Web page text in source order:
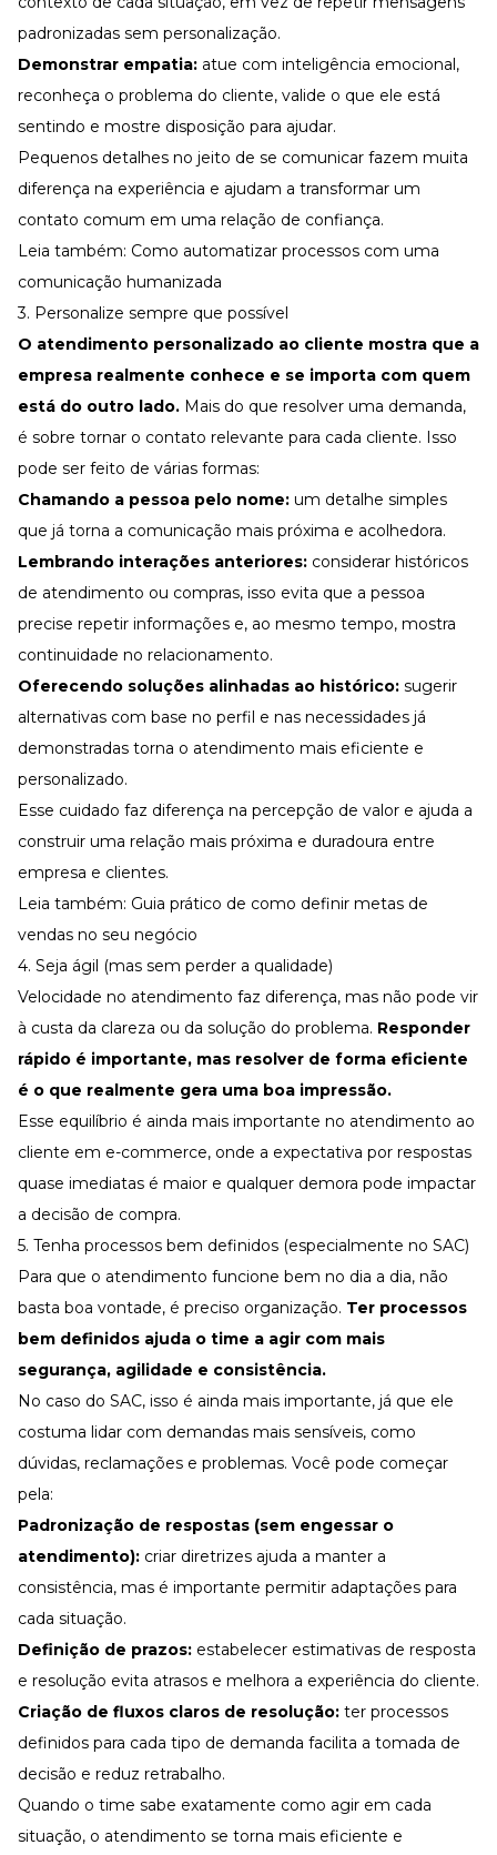
padronizadas sem personalização.
Demonstrar empatia: atue com inteligência emocional,
reconheça o problema do cliente, valide o que ele está
sentindo e mostre disposição para ajudar.
Pequenos detalhes no jeito de se comunicar fazem muita
diferença na experiência e ajudam a transformar um
contato comum em uma relação de confiança.
Leia também: Como automatizar processos com uma
comunicação humanizada
3. Personalize sempre que possível
O atendimento personalizado ao cliente mostra que a
empresa realmente conhece e se importa com quem
está do outro lado. Mais do que resolver uma demanda,
é sobre tornar o contato relevante para cada cliente. Isso
pode ser feito de várias formas:
Chamando a pessoa pelo nome: um detalhe simples
que já torna a comunicação mais próxima e acolhedora.
Lembrando interações anteriores: considerar históricos
de atendimento ou compras, isso evita que a pessoa
precise repetir informações e, ao mesmo tempo, mostra
continuidade no relacionamento.
Oferecendo soluções alinhadas ao histórico: sugerir
alternativas com base no perfil e nas necessidades já
demonstradas torna o atendimento mais eficiente e
personalizado.
Esse cuidado faz diferença na percepção de valor e ajuda a
construir uma relação mais próxima e duradoura entre
empresa e clientes.
Leia também: Guia prático de como definir metas de
vendas no seu negócio
4. Seja ágil (mas sem perder a qualidade)
Velocidade no atendimento faz diferença, mas não pode vir
à custa da clareza ou da solução do problema. Responder
rápido é importante, mas resolver de forma eficiente
é o que realmente gera uma boa impressão.
Esse equilíbrio é ainda mais importante no atendimento ao
cliente em e-commerce, onde a expectativa por respostas
quase imediatas é maior e qualquer demora pode impactar
a decisão de compra.
5. Tenha processos bem definidos (especialmente no SAC)
Para que o atendimento funcione bem no dia a dia, não
basta boa vontade, é preciso organização. Ter processos
bem definidos ajuda o time a agir com mais
segurança, agilidade e consistência.
No caso do SAC, isso é ainda mais importante, já que ele
costuma lidar com demandas mais sensíveis, como
dúvidas, reclamações e problemas. Você pode começar
pela:
Padronização de respostas (sem engessar o
atendimento): criar diretrizes ajuda a manter a
consistência, mas é importante permitir adaptações para
cada situação.
Definição de prazos: estabelecer estimativas de resposta
e resolução evita atrasos e melhora a experiência do cliente.
Criação de fluxos claros de resolução: ter processos
definidos para cada tipo de demanda facilita a tomada de
decisão e reduz retrabalho.
Quando o time sabe exatamente como agir em cada
situação, o atendimento se torna mais eficiente e